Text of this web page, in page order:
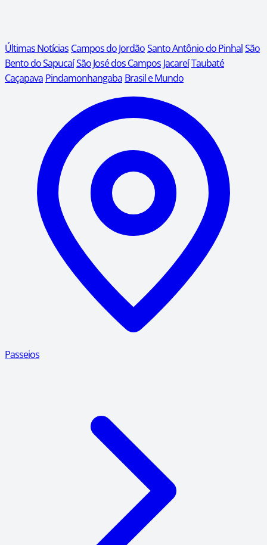
Últimas Notícias Campos do JordãoSanto Antônio do PinhalSão
Bento do SapucaíSão José dos Campos JacareíTaubaté
Caçapava Pindamonhangaba Brasil e Mundo
Passeios